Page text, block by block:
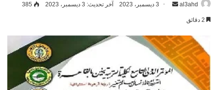
al3ahd
أرسل 3 ديسمبر، 2023 آخر تحديث: 3 ديسمبر، 2023 385